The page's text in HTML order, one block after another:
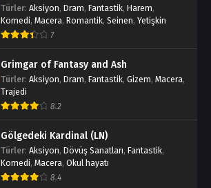
Türler: Aksiyon, Dram, Fantastik, Harem,
Komedi, Macera, Romantik, Seinen, Yetişkin
7
Grimgar of Fantasy and Ash
Türler: Aksiyon, Dram, Fantastik, Gizem, Macera,
Trajedi
8.2
Gölgedeki Kardinal (LN)
Türler: Aksiyon, Dövüş Sanatları, Fantastik,
Komedi, Macera, Okul hayatı
8.4